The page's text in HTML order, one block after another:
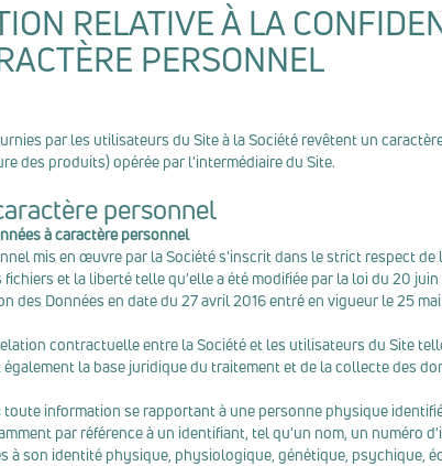
RELATIVE À LA
PERSONNEL
par les utilisateurs du Site à la Société revêtent un
des produits) opérée par l'intermédiaire du Site.
personnel
à caractère personnel
mis en œuvre par la Société s'inscrit dans le strict respect
et la liberté telle qu'elle a été modifiée par la loi du 20
des Données en date du 27 avril 2016 entré en vigueur le 25
contractuelle entre la Société et les utilisateurs du Site
la base juridique du traitement et de la collecte des
information se rapportant à une personne physique
par référence à un identifiant, tel qu'un nom, un numéro
à son identité physique, physiologique, génétique, psychique,